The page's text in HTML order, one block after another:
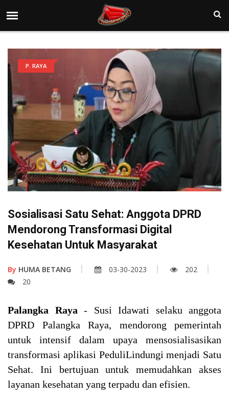
P. RAYA
Sosialisasi Satu Sehat: Anggota DPRD
Mendorong Transformasi Digital
Kesehatan Untuk Masyarakat
By HUMA BETANG 03-30-2023
202
20
Palangka Raya - Susi Idawati selaku anggota
DPRD Palangka Raya, mendorong pemerintah
untuk intensif dalam upaya mensosialisasikan
transformasi aplikasi PeduliLindungi menjadi Satu
Sehat. Ini bertujuan untuk memudahkan akses
layanan kesehatan yang terpadu dan efisien.